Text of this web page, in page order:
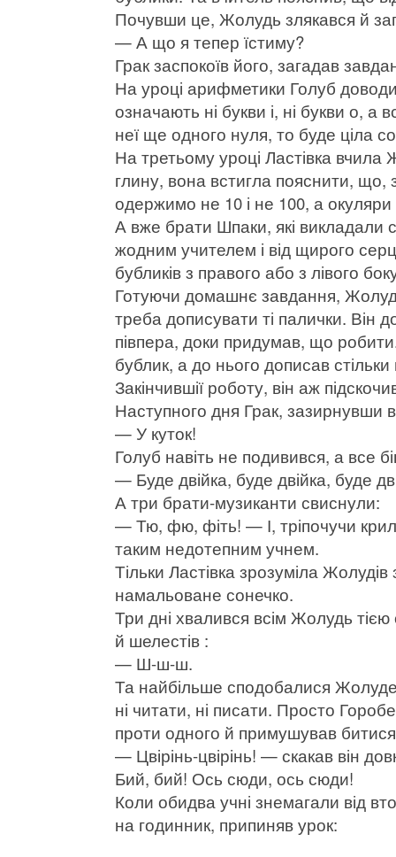
Почувши це, Жолудь злякався й
— А що я тепер їстиму?
Грак заспокоїв його, загадав
На уроці арифметики Голуб
означають ні букви і, ні букви о,
неї ще одного нуля, то буде ціла
На третьому уроці Ластівка
глину, вона встигла пояснити, що,
одержимо не 10 і не 100, а окуляри
А вже брати Шпаки, які викладали
жодним учителем і від щирого
бубликів з правого або з лівого
Готуючи домашнє завдання,
треба дописувати ті палички. Він
півпера, доки придумав, що
бублик, а до нього дописав
Закінчившії роботу, він аж
Наступного дня Грак, зазирнувши
— У куток!
Голуб навіть не подивився, а все
— Буде двійка, буде двійка, буде
А три брати-музиканти свиснули:
— Тю, фю, фіть! — І, тріпочучи
таким недотепним учнем.
Тільки Ластівка зрозуміла
намальоване сонечко.
Три дні хвалився всім Жолудь тією
й шелестів :
— Ш-ш-ш.
Та найбільше сподобалися
ні читати, ні писати. Просто
проти одного й примушував
— Цвірінь-цвірінь! — скакав він
Бий, бий! Ось сюди, ось сюди!
Коли обидва учні знемагали від
на годинник, припиняв урок: